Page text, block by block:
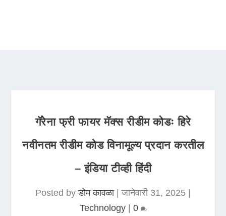
गॅरेना फ्री फायर मॅक्स रीडीम कोडः हिरे
नवीनतम रीडीम कोड विनामूल्य प्रदान करतील
– इंडिया टीव्ही हिंदी
Posted byडोम कावळा|जानेवारी 31, 2025
Technology| 0